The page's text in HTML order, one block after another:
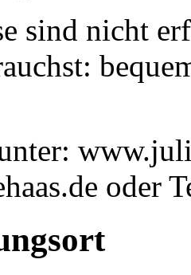
sind nicht
oder